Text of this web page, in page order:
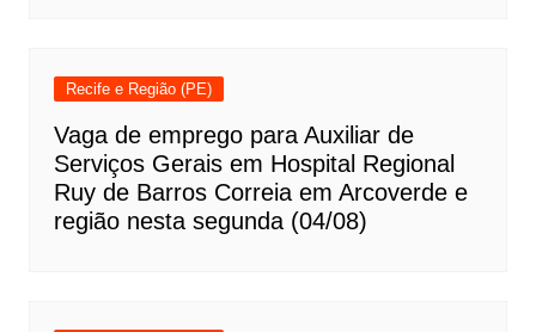
Recife e Região (PE)
Vaga de emprego para Auxiliar de
Serviços Gerais em Hospital Regional
Ruy de Barros Correia em Arcoverde e
região nesta segunda (04/08)